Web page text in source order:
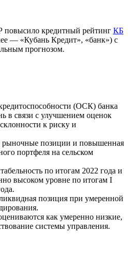
повысило кредитный рейтинг КБ
— «Кубань Кредит», «банк») с
прогнозом.
(ОСК) банка
в связи с улучшением оценок
к риску и
рыночные позиции и повышенная
портфеля на сельском
по итогам 2022 года и
высоком уровне по итогам I
позиция при умеренной
как умеренно низкие,
системы управления.